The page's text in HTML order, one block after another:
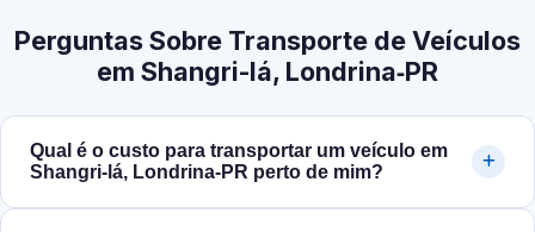
Perguntas Sobre Transporte de Veículos
em Shangri-lá, Londrina‑PR
Qual é o custo para transportar um veículo em
Shangri-lá, Londrina‑PR perto de mim?